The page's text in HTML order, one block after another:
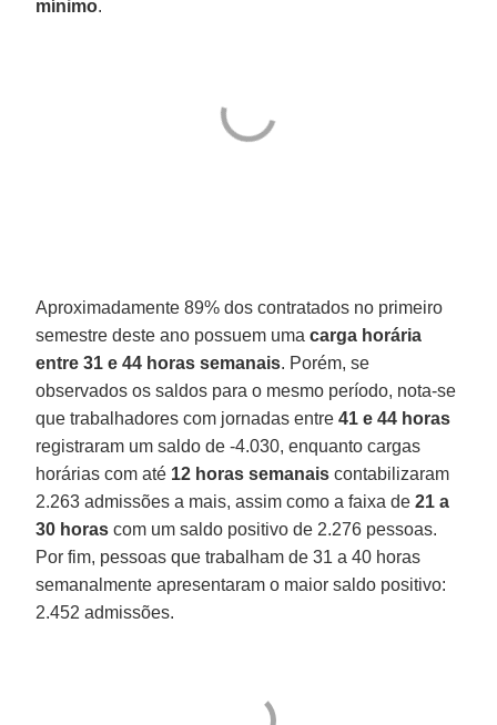
mínimo.
Aproximadamente 89% dos contratados no primeiro
semestre deste ano possuem umacarga horária
entre 31 e 44 horas semanais. Porém, se
observados os saldos para o mesmo período, nota-se
que trabalhadores com jornadas entre41 e 44 horas
registraram um saldo de -4.030, enquanto cargas
horárias com até 12 horas semanais contabilizaram
2.263 admissões a mais, assim como a faixa de 21 a
30 horas com um saldo positivo de 2.276 pessoas.
Por fim, pessoas que trabalham de 31 a 40 horas
semanalmente apresentaram o maior saldo positivo:
2.452 admissões.